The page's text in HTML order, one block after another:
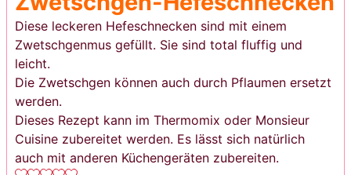
Diese leckeren Hefeschnecken sind mit einem
Zwetschgenmus gefüllt. Sie sind total fluffig und
leicht.
Die Zwetschgen können auch durch Pflaumen ersetzt
werden.
Dieses Rezept kann im Thermomix oder Monsieur
Cuisine zubereitet werden. Es lässt sich natürlich
auch mit anderen Küchengeräten zubereiten.